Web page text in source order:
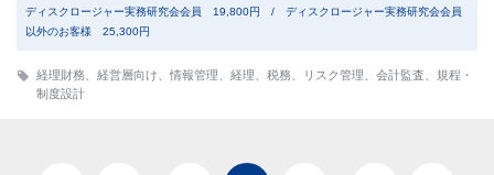
ディスクロージャー実務研究会会員 19,800円 / ディスクロージャー実務研究会会員
以外のお客様 25,300円
経理財務 経営層向け 情報管理 経理 税務 リスク管理 会計監査
規程・
制度設計